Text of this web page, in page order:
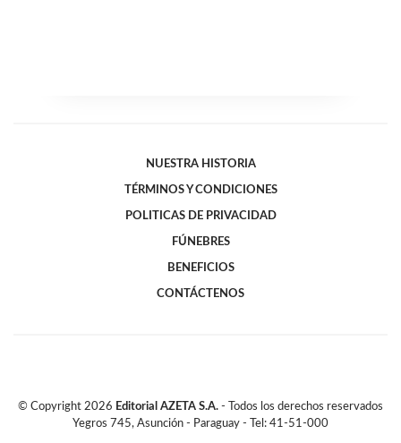
NUESTRA HISTORIA
TÉRMINOS Y CONDICIONES
POLITICAS DE PRIVACIDAD
FÚNEBRES
BENEFICIOS
CONTÁCTENOS
© Copyright 2026 Editorial AZETA S.A. - Todos los derechos reservados
Yegros 745, Asunción - Paraguay - Tel: 41-51-000